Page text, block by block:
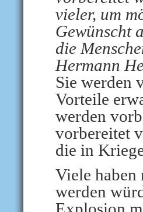
vieler, um
Gewünscht
die
Hermann
Sie werden
Vorteile
werden
vorbereitet
die in
Viele haben
werden